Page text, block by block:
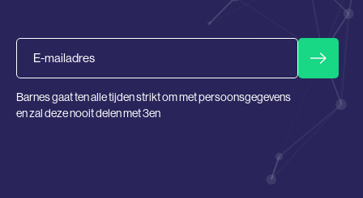
Barnes gaat ten alle tijden strikt om met persoonsgegevens
en zal deze nooit delen met 3en